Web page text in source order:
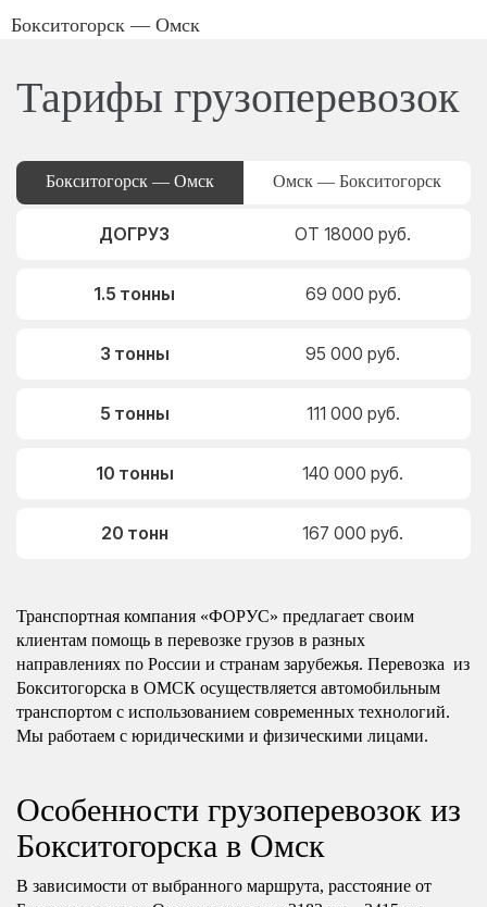
Бокситогорск — Омск
Тарифы грузоперевозок
Бокситогорск — Омск Омск — Бокситогорск
ДОГРУЗ ОТ 18000 руб.
1.5 тонны 69 000 руб.
3 тонны 95 000 руб.
5 тонны 111 000 руб.
10 тонны 140 000 руб.
20 тонн 167 000 руб.
Транспортная компания «ФОРУС» предлагает своим
клиентам помощь в перевозке грузов в разных
направлениях по России и странам зарубежья. Перевозка из
Бокситогорска в ОМСК осуществляется автомобильным
транспортом с использованием современных технологий.
Мы работаем с юридическими и физическими лицами.
Особенности грузоперевозок из
Бокситогорска в Омск
В зависимости от выбранного маршрута, расстояние от